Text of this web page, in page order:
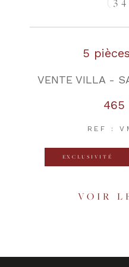
5
VENTE VILLA -
465
REF :
EXCLUSIVITÉ
VOIR